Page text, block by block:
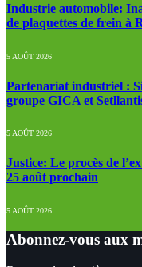
Industrie automobile:
de plaquettes de frein à
5 AOÛT 2026
Partenariat industriel :
groupe GICA et
5 AOÛT 2026
Justice: Le procès de
25 août prochain
5 AOÛT 2026
Abonnez-vous aux